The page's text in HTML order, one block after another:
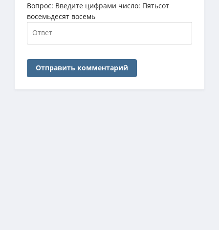
Вопрос: Введите цифрами число: Пятьсот
восемьдесят восемь
Отправить комментарий